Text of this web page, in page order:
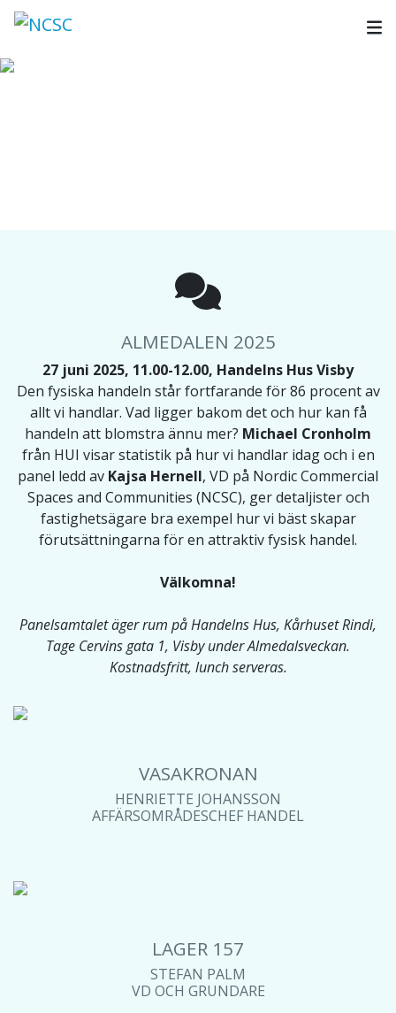
Skip
ALMEDALEN 2025
27 juni 2025, 11.00-12.00, Handelns Hus Visby
Den fysiska handeln står fortfarande för 86 procent av
allt vi handlar. Vad ligger bakom det och hur kan få
handeln att blomstra ännu mer? Michael Cronholm
från HUI visar statistik på hur vi handlar idag och i en
panel ledd av Kajsa Hernell, VD på Nordic Commercial
Spaces and Communities (NCSC), ger detaljister och
fastighetsägare bra exempel hur vi bäst skapar
förutsättningarna för en attraktiv fysisk handel.
Välkomna!
Panelsamtalet äger rum på Handelns Hus, Kårhuset Rindi,
Tage Cervins gata 1, Visby under Almedalsveckan.
Kostnadsfritt, lunch serveras.
VASAKRONAN
HENRIETTE JOHANSSON
AFFÄRSOMRÅDESCHEF HANDEL
LAGER 157
STEFAN PALM
VD OCH GRUNDARE